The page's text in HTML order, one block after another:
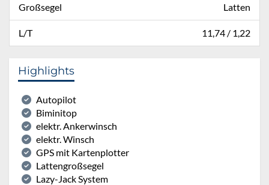
Großsegel Latten
L/T 11,74 / 1,22
Highlights
Autopilot
Biminitop
elektr. Ankerwinsch
elektr. Winsch
GPS mit Kartenplotter
Lattengroßsegel
Lazy-Jack System